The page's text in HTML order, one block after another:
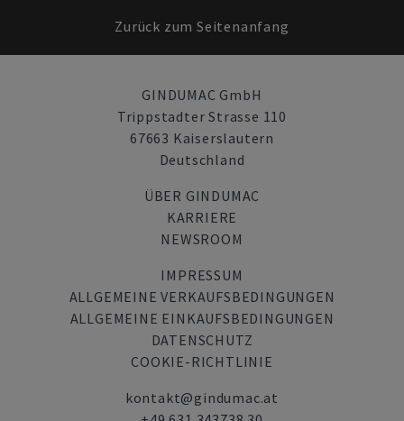
Zurück zum Seitenanfang
GINDUMAC GmbH
Trippstadter Strasse 110
67663 Kaiserslautern
Deutschland
ÜBER GINDUMAC
KARRIERE
NEWSROOM
IMPRESSUM
ALLGEMEINE VERKAUFSBEDINGUNGEN
ALLGEMEINE EINKAUFSBEDINGUNGEN
DATENSCHUTZ
COOKIE-RICHTLINIE
kontakt@gindumac.at